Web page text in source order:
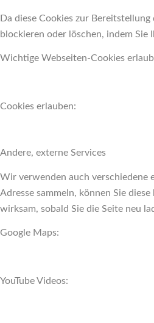
Da diese Cookies zur
blockieren oder löschen, indem
Wichtige Webseiten-Cookies
Cookies erlauben:
Andere, externe Services
Wir verwenden auch verschiedene
Adresse sammeln, können Sie
wirksam, sobald Sie die Seite neu
Google Maps:
YouTube Videos: